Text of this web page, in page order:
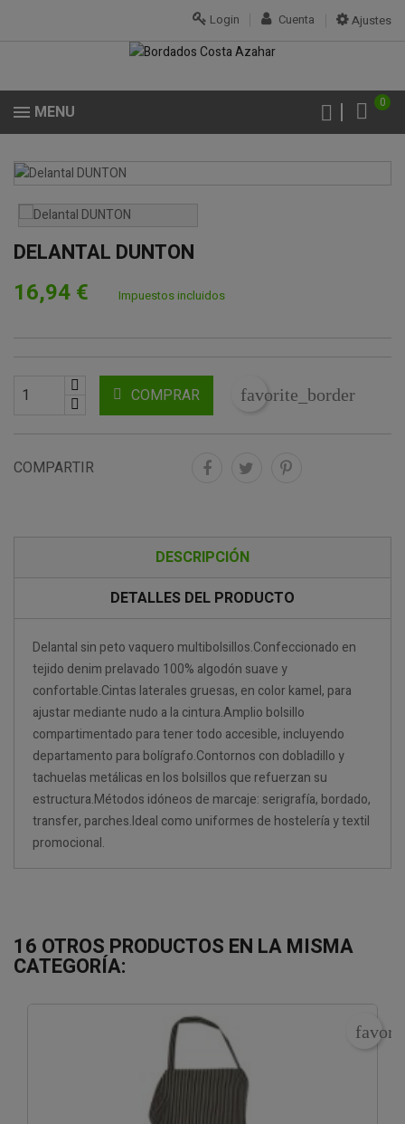
Ajustes
Cuenta
Login
0
MENU
DELANTAL DUNTON
16,94 € Impuestos incluidos
COMPRAR favorite_border
COMPARTIR
DESCRIPCIÓN
DETALLES DEL PRODUCTO
Delantal sin peto vaquero multibolsillos.Confeccionado en
tejido denim prelavado 100% algodón suave y
confortable.Cintas laterales gruesas, en color kamel, para
ajustar mediante nudo a la cintura.Amplio bolsillo
compartimentado para tener todo accesible, incluyendo
departamento para bolígrafo.Contornos con dobladillo y
tachuelas metálicas en los bolsillos que refuerzan su
estructura.Métodos idóneos de marcaje: serigrafía, bordado,
transfer, parches.Ideal como uniformes de hostelería y textil
promocional.
16 OTROS PRODUCTOS EN LA MISMA
CATEGORÍA: